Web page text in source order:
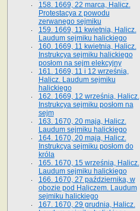
158. 1669, 22 marca, Halicz.
Protestacya z powodu
zerwanego sejmiku
159. 1669, 11 kwietnia, Halicz.
Laudum sejmiku halickiego
160. 1669, 11 kwietnia, Halicz.
Instrukcya sejmiku halickiego
posłom na sejm elekcyjny
161. 1669, 11 i 12 września,
Halicz. Laudum sejmiku
halickiego
162. 1669, 12 września, Halicz.
Instrukcya sejmiku posłom na
sejm
163. 1670, 20 maja, Halicz.
Laudum sejmiku halickiego
164. 1670, 20 maja, Halicz.
Instrukcya sejmiku posłom do
króla
165. 1670, 15 września, Halicz.
Laudum sejmiku halickiego
166. 1670, 27 października, w
obozie pod Haliczem. Laudum
sejmiku halickiego
167. 1670, 29 grudnia, Halicz.